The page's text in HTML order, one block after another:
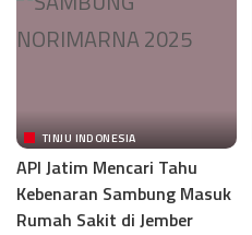
TINJU INDONESIA
API Jatim Mencari Tahu
Kebenaran Sambung Masuk
Rumah Sakit di Jember